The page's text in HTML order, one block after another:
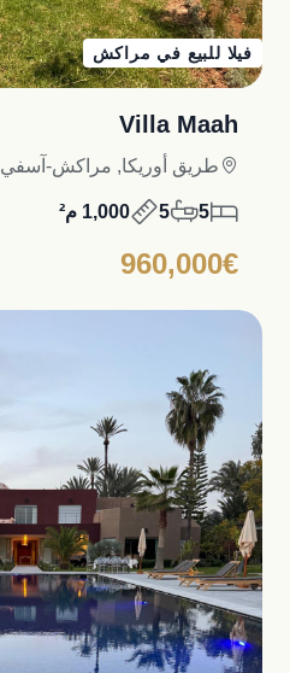
فيلا للبيع في مراكش
Villa Maah
طريق أوريكا, مراكش-آسفي
5
5 1,000 م²
960,000€